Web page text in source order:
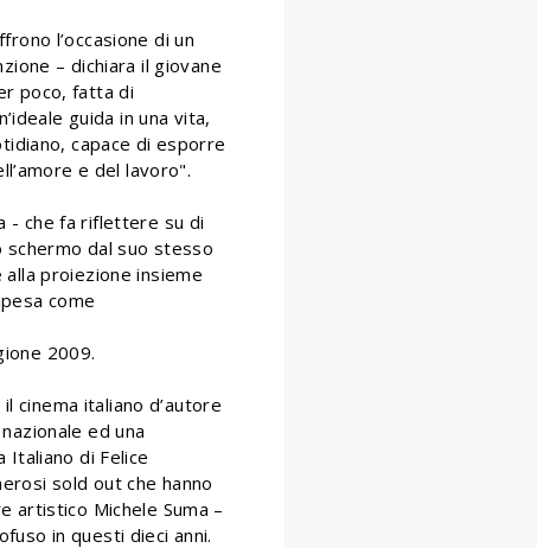
l’occasione di un
– dichiara il giovane
poco, fatta di
guida in una vita,
capace di esporre
e del lavoro".
- che fa riflettere su di
schermo dal suo stesso
proiezione insieme
come
2009.
cinema italiano d’autore
ed una
Italiano di Felice
sold out che hanno
artistico Michele Suma –
in questi dieci anni.